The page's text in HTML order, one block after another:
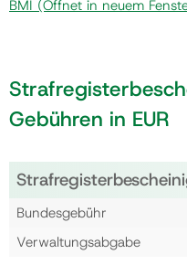
BMI (Öffnet in neuem
Gebühren in EUR
Bundesgebühr
Verwaltungsabgabe